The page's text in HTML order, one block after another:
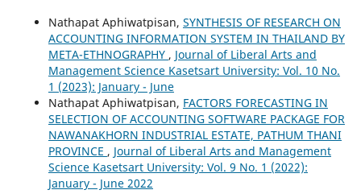
Nathapat Aphiwatpisan, SYNTHESIS OF RESEARCH ON
ACCOUNTING INFORMATION SYSTEM IN THAILAND BY
META-ETHNOGRAPHY , Journal of Liberal Arts and
Management Science Kasetsart University: Vol. 10 No.
1 (2023): January - June
Nathapat Aphiwatpisan, FACTORS FORECASTING IN
SELECTION OF ACCOUNTING SOFTWARE PACKAGE FOR
NAWANAKHORN INDUSTRIAL ESTATE, PATHUM THANI
PROVINCE , Journal of Liberal Arts and Management
Science Kasetsart University: Vol. 9 No. 1 (2022):
January - June 2022